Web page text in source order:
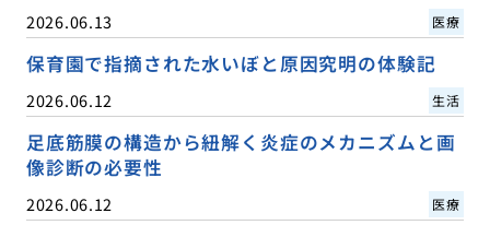
2026.06.13 医療
保育園で指摘された水いぼと原因究明の体験記
2026.06.12 生活
足底筋膜の構造から紐解く炎症のメカニズムと画
像診断の必要性
2026.06.12 医療